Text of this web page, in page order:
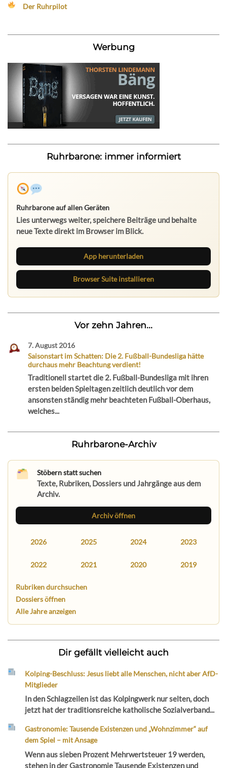
Der Ruhrpilot
Werbung
Ruhrbarone: immer informiert
Ruhrbarone auf allen Geräten
Lies unterwegs weiter, speichere Beiträge und behalte
neue Texte direkt im Browser im Blick.
App herunterladen
Browser Suite installieren
Vor zehn Jahren...
7. August 2016
Saisonstart im Schatten: Die 2. Fußball-Bundesliga hätte
durchaus mehr Beachtung verdient!
Traditionell startet die 2. Fußball-Bundesliga mit ihren
ersten beiden Spieltagen zeitlich deutlich vor dem
ansonsten ständig mehr beachteten Fußball-Oberhaus,
welches...
Ruhrbarone-Archiv
Stöbern statt suchen
Texte, Rubriken, Dossiers und Jahrgänge aus dem
Archiv.
Archiv öffnen
2026 2025 2024 2023
2022 2021 2020 2019
Rubriken durchsuchen
Dossiers öffnen
Alle Jahre anzeigen
Dir gefällt vielleicht auch
Kolping-Beschluss: Jesus liebt alle Menschen, nicht aber AfD-
Mitglieder
In den Schlagzeilen ist das Kolpingwerk nur selten, doch
jetzt hat der traditionsreiche katholische Sozialverband...
Gastronomie: Tausende Existenzen und „Wohnzimmer“ auf
dem Spiel – mit Ansage
Wenn aus sieben Prozent Mehrwertsteuer 19 werden,
stehen in der Gastronomie Tausende Existenzen und